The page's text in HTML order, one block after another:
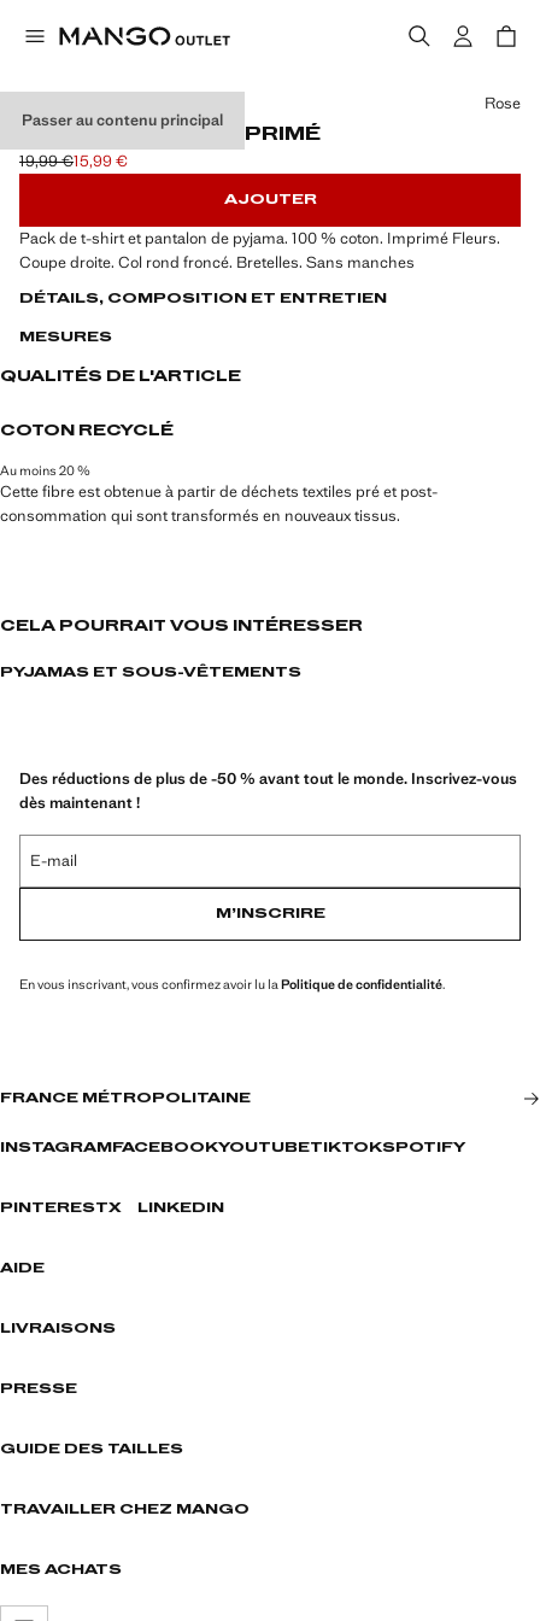
Passer au contenu principal
PYJAMA COURT IMPRIMÉ
Prix initial barré [19,99 € ]
19,99 €
Prix actuel [15,99 € ]
15,99 €
Choisissez une couleur
Rose
AJOUTER
Pack de t-shirt et pantalon de pyjama. 100 % coton. Imprimé Fleurs.
Coupe droite. Col rond froncé. Bretelles. Sans manches
DÉTAILS, COMPOSITION ET ENTRETIEN
MESURES
QUALITÉS DE L'ARTICLE
COTON RECYCLÉ
Au moins 20 %
Cette fibre est obtenue à partir de déchets textiles pré et post-
consommation qui sont transformés en nouveaux tissus.
CELA POURRAIT VOUS INTÉRESSER
PYJAMAS ET SOUS-VÊTEMENTS
Des réductions de plus de -50 % avant tout le monde. Inscrivez-vous
dès maintenant !
E-mail
M’INSCRIRE
En vous inscrivant, vous confirmez avoir lu laPolitique de confidentialité.
FRANCE MÉTROPOLITAINE
INSTAGRAM FACEBOOKYOUTUBETIKTOKSPOTIFY
PINTERESTX LINKEDIN
AIDE
LIVRAISONS
PRESSE
GUIDE DES TAILLES
TRAVAILLER CHEZ MANGO
MES ACHATS